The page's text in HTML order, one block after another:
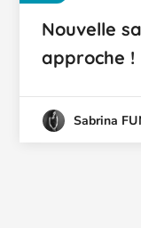
Nouvelle
approche !
Sabrina